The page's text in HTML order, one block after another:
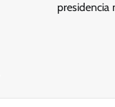
presidencia